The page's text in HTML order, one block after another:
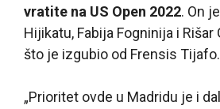
vratite na US Open 2022. On
Hijikatu, Fabija Fogninija i Rišar
što je izgubio od Frensis Tijafo.
„Prioritet ovde u Madridu je i